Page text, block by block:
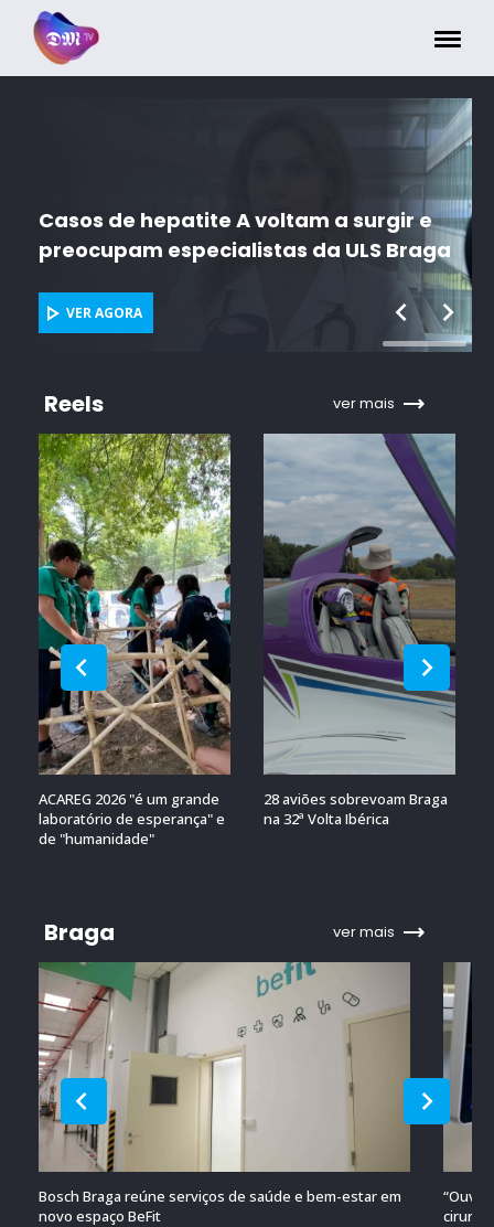
Casos de hepatite A voltam a surgir e
preocupam especialistas da ULS Braga
VER AGORA
Reels ver mais
ACAREG 2026 "é um grande
laboratório de esperança" e
de "humanidade"
28 aviões sobrevoam Braga
na 32ª Volta Ibérica
Braga ver mais
Bosch Braga reúne serviços de saúde e bem-estar em
novo espaço BeFit
Painel de Gerenciamento de Cookies